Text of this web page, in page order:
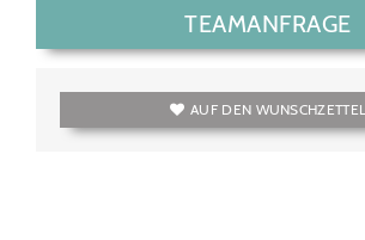
TEAMANFRAGE
AUF DEN WUNSCHZETTEL